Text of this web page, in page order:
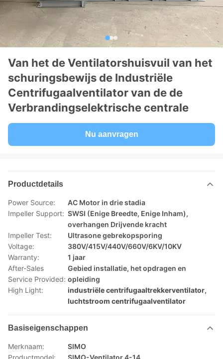
Van het de Ventilatorshuisvuil van het
schuringsbewijs de Industriële
Centrifugaalventilator van de de
Verbrandingselektrische centrale
Nu aanvragen
Productdetails
Power Source:
AC Motor in drie stadia
Impeller Support: SWSI (Enige Breedte, Enige Inham),
overhangen Drijvende kracht
Impeller Test:
Ultrasone gebrekopsporing
Voltage:
380V/415V/440V/660V/6KV/10KV
Warranty:
1 jaar
After-Sales
Service Provided:
Gebied installatie, het opdragen en
opleiding
High Light:
industriële centrifugaaltrekkerventilator,
luchtstroom centrifugaalventilator
Basiseigenschappen
Merknaam:
SIMO
Productmodel:
SIMO-Ventilator 4-14